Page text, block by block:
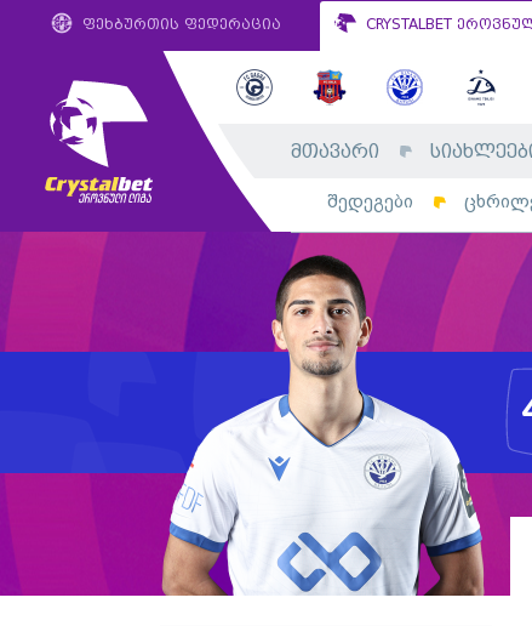
ფეხბურთის ფედერაცია CRYSTALBET
მთავარი
შედეგები